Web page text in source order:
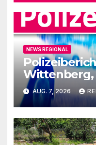
NEWS REGIONAL
Wittenberg,
AUG. 7, 2026